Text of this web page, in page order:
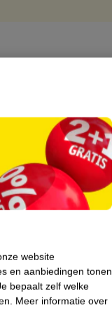
website
en aanbiedingen tonen
bepaalt zelf welke
Meer informatie over